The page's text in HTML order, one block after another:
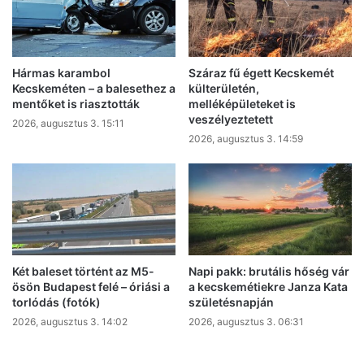
Hármas karambol
Kecskeméten – a balesethez a
mentőket is riasztották
2026, augusztus 3. 15:11
Száraz fű égett Kecskemét
külterületén,
melléképületeket is
veszélyeztetett
2026, augusztus 3. 14:59
Két baleset történt az M5-
ösön Budapest felé – óriási a
torlódás (fotók)
2026, augusztus 3. 14:02
Napi pakk: brutális hőség vár
a kecskemétiekre Janza Kata
születésnapján
2026, augusztus 3. 06:31